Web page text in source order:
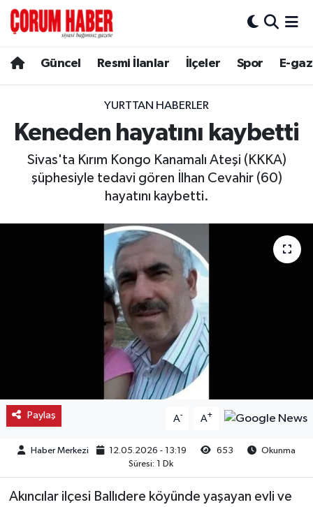
Güncel Resmi İlanlar İlçeler Spor E-
YURTTAN HABERLER
Keneden hayatını kaybetti
Sivas'ta Kırım Kongo Kanamalı Ateşi (KKKA)
şüphesiyle tedavi gören İlhan Cevahir (60)
hayatını kaybetti.
Paylaş A- A+
Haber Merkezi 12.05.2026 - 13:19 653
Okunma
Süresi: 1 Dk
Akıncılar ilçesi Ballıdere köyünde yaşayan evli ve
Spor
Resmi İlanlar
Alaca
Mecitözü
Oğuzlar
Ortaköy
Hava Durumu
Çorum Namaz Vakitleri
Trafik Durumu
Süper Lig Puan Durumu ve Fikstür
Tüm Manşetler
Son Dakika Haberleri
Haber Arşivi